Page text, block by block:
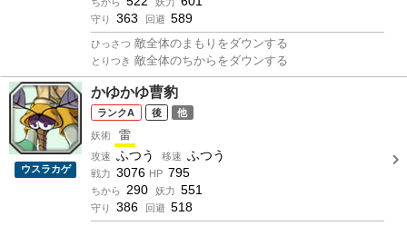
守り 363 回避 589
ひっさつ 敵全体のまもりをダウンする
とりつき 敵全体のちからをダウンする
ウスラカゲ
かゆかゆ曹豹
A 後 他
妖術 雷
攻速 ふつう 移速 ふつう
戦力 3076 HP 795
ちから 290 妖力 551
守り 386 回避 518